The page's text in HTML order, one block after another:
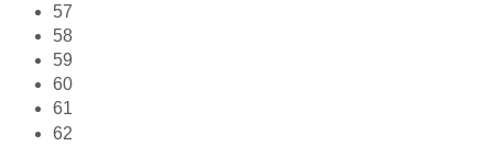
57
58
59
60
61
62